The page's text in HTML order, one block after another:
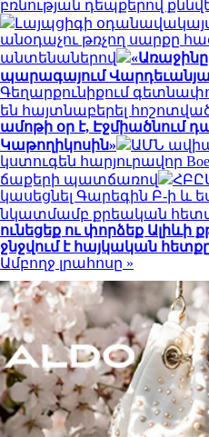
բռնության դեպքերով
Լայպցիգի
անօդաչու թռչող սարքը
անտենաներով
պարագայում
Գեղարքունիքում
են հայտնաբերել
ամոթի օր է, Էջմիածնում
Կաթողիկոսին»
ԱՄՆ
կստուգեն հարյուրավոր
ճաքերի պատճառով
կասեցնել Գարեգին Բ-ի և
նկատմամբ քրեական
ունեցեք ու փորձեք Ալիևի
ջնջվում է հայկական
Ամբողջ լրահոսը »